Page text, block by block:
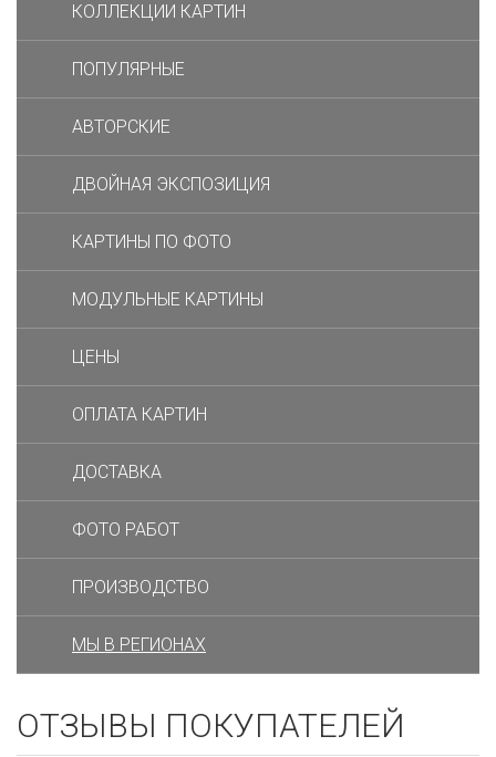
КОЛЛЕКЦИИ КАРТИН
ПОПУЛЯРНЫЕ
АВТОРСКИЕ
ДВОЙНАЯ ЭКСПОЗИЦИЯ
КАРТИНЫ ПО ФОТО
МОДУЛЬНЫЕ КАРТИНЫ
ЦЕНЫ
ОПЛАТА КАРТИН
ДОСТАВКА
ФОТО РАБОТ
ПРОИЗВОДСТВО
МЫ В РЕГИОНАХ
ОТЗЫВЫ ПОКУПАТЕЛЕЙ